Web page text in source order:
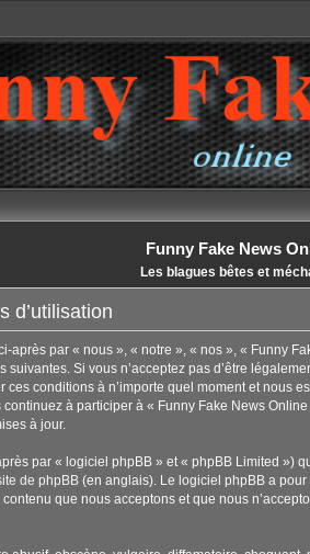
Funny Fake News
Les blagues bêtes et
d’utilisation
après par « nous », « notre », « nos », « Funny
Si vous n’acceptez pas d’être
conditions à n’importe quel moment et nous
à participer à « Funny Fake News
à jour.
par « logiciel phpBB » et « phpBB Limited »)
de phpBB(en anglais). Le logiciel phpBB a pour
que nous acceptons et que nous